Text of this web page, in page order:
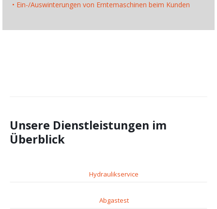
• Ein-/Auswinterungen von Erntemaschinen beim Kunden
Unsere Dienstleistungen im
Überblick
Hydraulikservice
Abgastest